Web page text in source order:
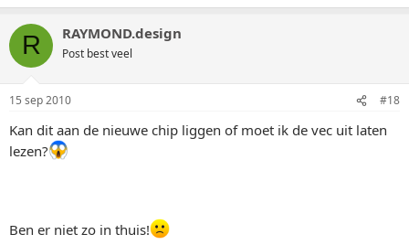
R RAYMOND.design
Post best veel
15 sep 2010 #18
Kan dit aan de nieuwe chip liggen of moet ik de vec uit laten
lezen?
Ben er niet zo in thuis!